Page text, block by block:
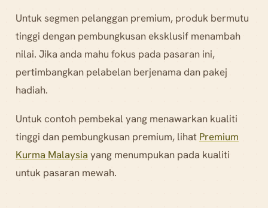
Untuk segmen pelanggan premium, produk bermutu
tinggi dengan pembungkusan eksklusif menambah
nilai. Jika anda mahu fokus pada pasaran ini,
pertimbangkan pelabelan berjenama dan pakej
hadiah.
Untuk contoh pembekal yang menawarkan kualiti
tinggi dan pembungkusan premium, lihat Premium
Kurma Malaysia yang menumpukan pada kualiti
untuk pasaran mewah.